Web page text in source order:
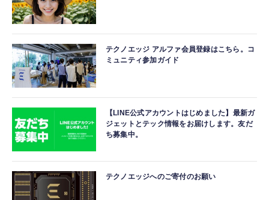
テクノエッジ アルファ会員登録はこちら。コ
ミュニティ参加ガイド
【LINE公式アカウントはじめました】最新ガ
ジェットとテック情報をお届けします。友だ
ち募集中。
テクノエッジへのご寄付のお願い